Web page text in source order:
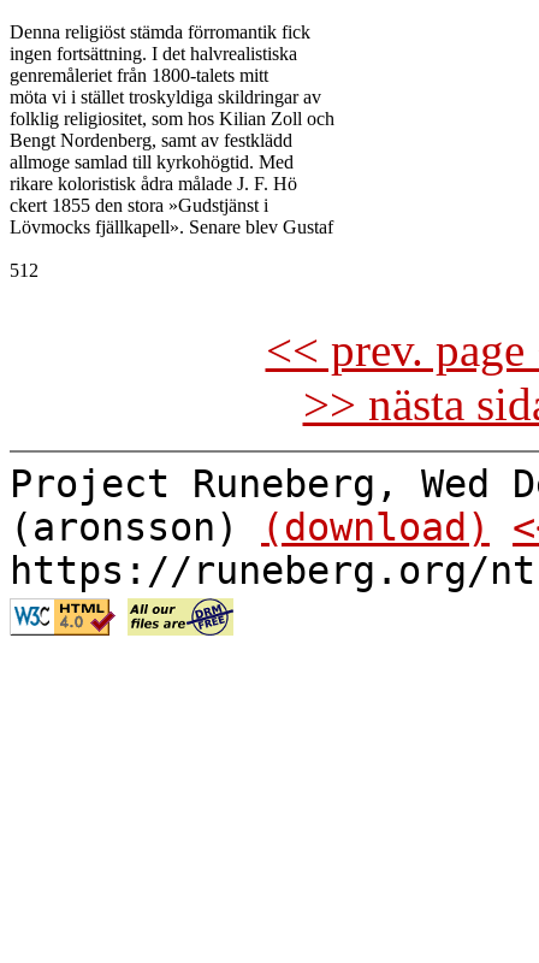
Denna religiöst stämda förromantik fick
ingen fortsättning. I det halvrealistiska
genremåleriet från 1800-talets mitt
möta vi i stället troskyldiga skildringar av
folklig religiositet, som hos Kilian Zoll och
Bengt Nordenberg, samt av festklädd
allmoge samlad till kyrkohögtid. Med
rikare koloristisk ådra målade J. F. Hö
ckert 1855 den stora »Gudstjänst i
Lövmocks fjällkapell». Senare blev Gustaf
512
<< prev.
>> nästa
Project Runeberg, Wed
(aronsson)
(download)
https://runeberg.org/